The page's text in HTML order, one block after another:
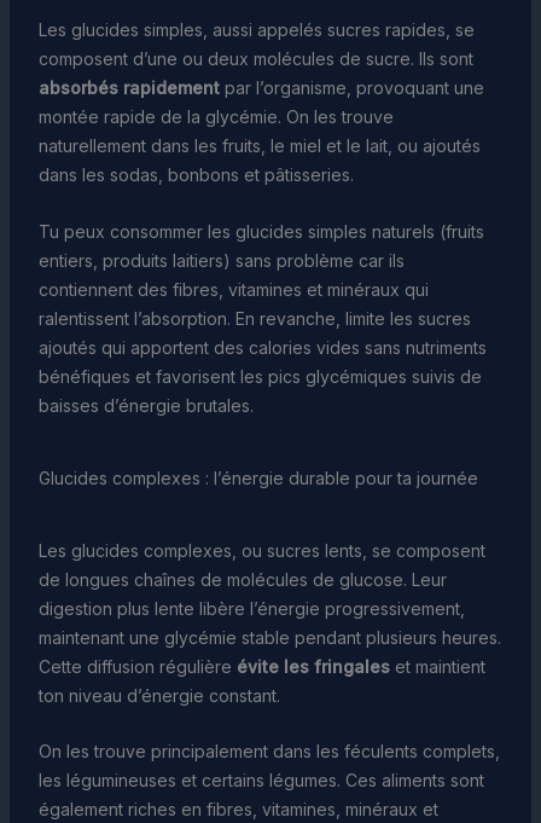
Les glucides simples, aussi appelés sucres rapides, se
composent d’une ou deux molécules de sucre. Ils sont
absorbés rapidementpar l’organisme, provoquant une
montée rapide de la glycémie. On les trouve
naturellement dans les fruits, le miel et le lait, ou ajoutés
dans les sodas, bonbons et pâtisseries.
Tu peux consommer les glucides simples naturels (fruits
entiers, produits laitiers) sans problème car ils
contiennent des fibres, vitamines et minéraux qui
ralentissent l’absorption. En revanche, limite les sucres
ajoutés qui apportent des calories vides sans nutriments
bénéfiques et favorisent les pics glycémiques suivis de
baisses d’énergie brutales.
Glucides complexes : l’énergie durable pour ta journée
Les glucides complexes, ou sucres lents, se composent
de longues chaînes de molécules de glucose. Leur
digestion plus lente libère l’énergie progressivement,
maintenant une glycémie stable pendant plusieurs heures.
Cette diffusion régulière évite les fringaleset maintient
ton niveau d’énergie constant.
On les trouve principalement dans les féculents complets,
les légumineuses et certains légumes. Ces aliments sont
également riches en fibres, vitamines, minéraux et